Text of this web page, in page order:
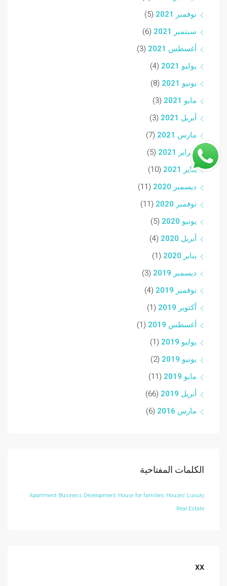
نوفمبر 2021
(5)
سبتمبر 2021
(6)
أغسطس 2021
(3)
يوليو 2021
(4)
يونيو 2021
(8)
مايو 2021
(3)
أبريل 2021
(3)
مارس 2021
(7)
فبراير 2021
(5)
يناير 2021
(10)
ديسمبر 2020
(11)
نوفمبر 2020
(11)
يونيو 2020
(5)
أبريل 2020
(4)
يناير 2020
(1)
ديسمبر 2019
(3)
نوفمبر 2019
(4)
أكتوبر 2019
(1)
أغسطس 2019
(1)
يوليو 2019
(1)
يونيو 2019
(2)
مايو 2019
(11)
أبريل 2019
(66)
مارس 2016
(6)
الكلمات المفتاحية
Apartment Business Development House for families Houzez Luxury
Real Estate
xx